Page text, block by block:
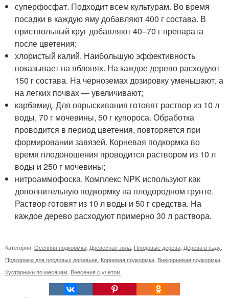
суперфосфат. Подходит всем культурам. Во время
посадки в каждую яму добавляют 400 г состава. В
приствольный круг добавляют 40–70 г препарата
после цветения;
хлористый калий. Наибольшую эффективность
показывает на яблонях. На каждое дерево расходуют
150 г состава. На черноземах дозировку уменьшают, а
на легких почвах — увеличивают;
карбамид. Для опрыскивания готовят раствор из 10 л
воды, 70 г мочевины, 50 г купороса. Обработка
проводится в период цветения, повторяется при
формировании завязей. Корневая подкормка во
время плодоношения проводится раствором из 10 л
воды и 250 г мочевины;
нитроаммофоска. Комплекс NPK используют как
дополнительную подкормку на плодородном грунте.
Раствор готовят из 10 л воды и 50 г средства. На
каждое дерево расходуют примерно 30 л раствора.
Категории: Осенняя подкормка Древесная зола Плодовые дерева Дерева в саду
Подкормка для плодовых деревьев Корневая подкормка Внекорневая подкормка
Кустарники по месяцам Внесения с учетом